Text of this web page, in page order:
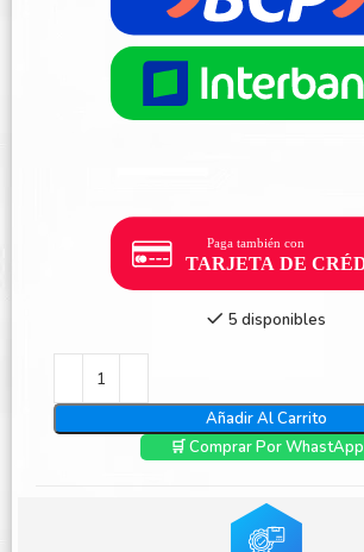
5 disponibles
Añadir Al Carrito
🛒 Comprar Por WhastApp